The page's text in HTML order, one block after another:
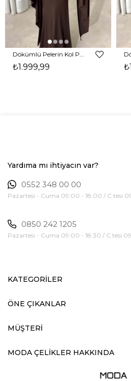
₺1.999,99
Yardıma mı ihtiyacın var?
0552 348 00 00
Pazartesi - Cuma 09:00 - 18:00 / C.tesi
0850 242 1205
Pazartesi - Cuma 09:00 - 18:30 / C.tesi
KATEGORİLER
ÖNE ÇIKANLAR
MÜŞTERİ
MODA ÇELİKLER HAKKINDA